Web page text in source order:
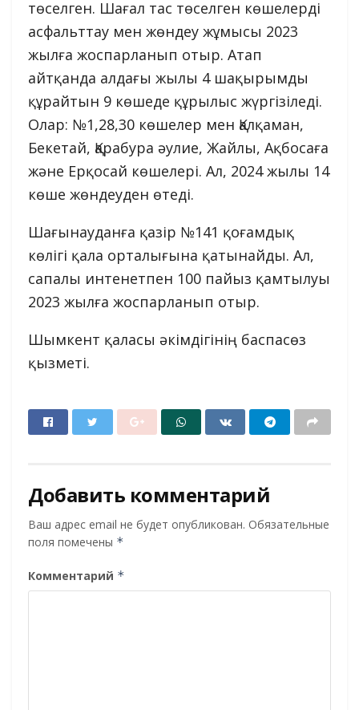
төселген. Шағал тас төселген көшелерді
асфальттау мен жөндеу жұмысы 2023
жылға жоспарланып отыр. Атап
айтқанда алдағы жылы 4 шақырымды
құрайтын 9 көшеде құрылыс жүргізіледі.
Олар: №1,28,30 көшелер мен Қалқаман,
Бекетай, Қарабура әулие, Жайлы, Ақбосаға
және Ерқосай көшелері. Ал, 2024 жылы 14
көше жөндеуден өтеді.
Шағынауданға қазір №141 қоғамдық
көлігі қала орталығына қатынайды. Ал,
сапалы интенетпен 100 пайыз қамтылуы
2023 жылға жоспарланып отыр.
Шымкент қаласы әкімдігінің баспасөз
қызметі.
Добавить комментарий
Ваш адрес email не будет опубликован. Обязательные
поля помечены *
Комментарий *